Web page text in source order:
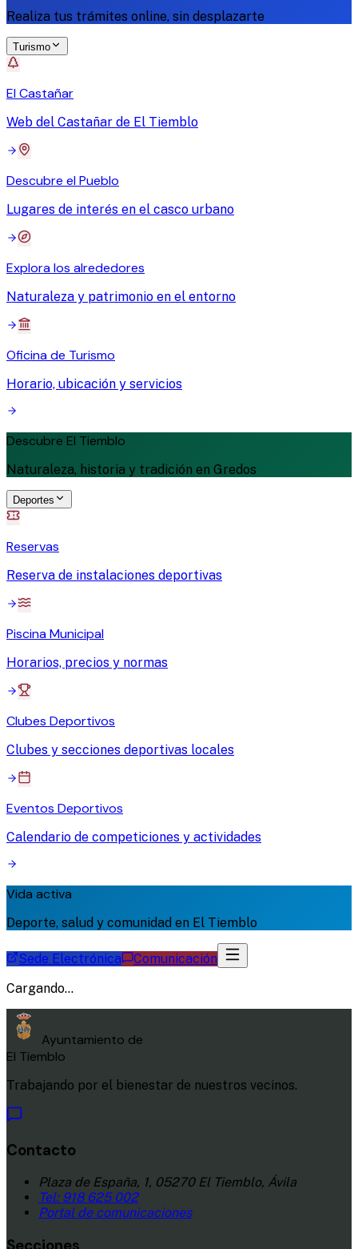
Realiza tus trámites online, sin desplazarte
Turismo
El Castañar
Web del Castañar de El Tiemblo
Descubre el Pueblo
Lugares de interés en el casco urbano
Explora los alrededores
Naturaleza y patrimonio en el entorno
Oficina de Turismo
Horario, ubicación y servicios
Descubre El Tiemblo
Naturaleza, historia y tradición en Gredos
Deportes
Reservas
Reserva de instalaciones deportivas
Piscina Municipal
Horarios, precios y normas
Clubes Deportivos
Clubes y secciones deportivas locales
Eventos Deportivos
Calendario de competiciones y actividades
Vida activa
Deporte, salud y comunidad en El Tiemblo
Sede Electrónica
Comunicación
Cargando...
Ayuntamiento de
El Tiemblo
Trabajando por el bienestar de nuestros vecinos.
Contacto
Plaza de España, 1, 05270 El Tiemblo, Ávila
Tel: 918 625 002
Portal de comunicaciones